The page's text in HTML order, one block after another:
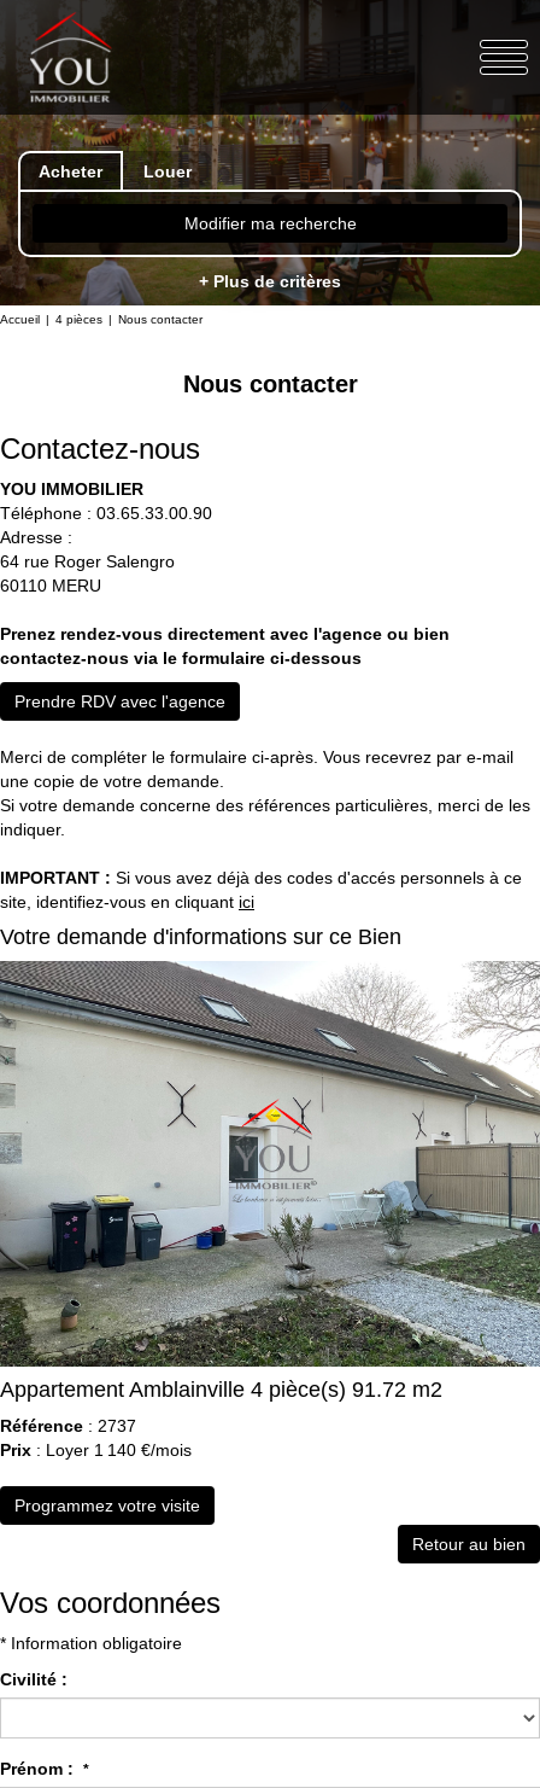
Acheter Louer
Modifier ma recherche
+ Plus de critères
Accueil 4 pièces Nous contacter
Nous contacter
Contactez-nous
YOU IMMOBILIER
Téléphone : 03.65.33.00.90
Adresse :
64 rue Roger Salengro
60110 MERU
Prenez rendez-vous directement avec l'agence ou bien
contactez-nous via le formulaire ci-dessous
Prendre RDV avec l'agence
Merci de compléter le formulaire ci-après. Vous recevrez par e-mail
une copie de votre demande.
Si votre demande concerne des références particulières, merci de les
indiquer.
IMPORTANT : Si vous avez déjà des codes d'accés personnels à ce
site, identifiez-vous en cliquant ici
Votre demande d'informations sur ce Bien
Appartement Amblainville 4 pièce(s) 91.72 m2
Référence : 2737
Prix : Loyer 1 140 €/mois
Programmez votre visite
Retour au bien
Vos coordonnées
* Information obligatoire
Civilité :
Prénom : *